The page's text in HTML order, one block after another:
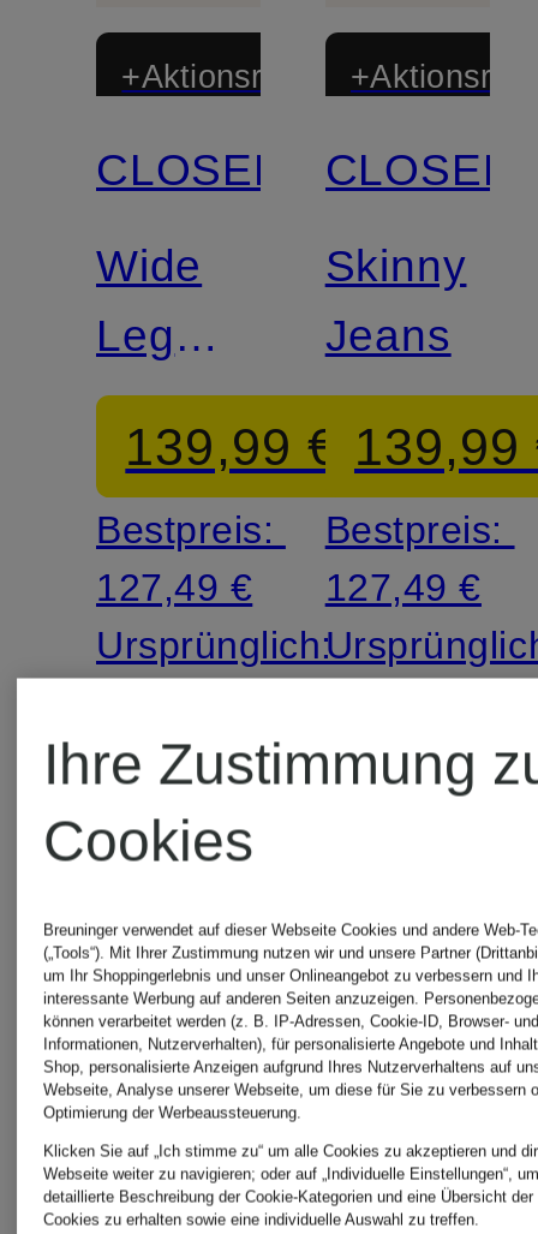
+Aktionsrabatt
Zertifiziert
CLOSED
Wide
Leg
Jeans
139,99 €
Bestpreis:
127,49 €
Ursprünglich:
Zertifiziert
CLOSED
Skinny
Jeans
139,99
Bestpreis:
127,49 €
+Aktionsrabatt
Ihre Zustimmung
Cookies
Breuninger verwendet auf dieser Webseite Cookies und andere Web-
(„Tools“). Mit Ihrer Zustimmung nutzen wir und unsere Partner
um Ihr Shoppingerlebnis und unser Onlineangebot zu verbessern und
interessante Werbung auf anderen Seiten anzuzeigen.
können verarbeitet werden (z. B. IP-Adressen, Cookie-ID, Browser-
Informationen, Nutzerverhalten), für personalisierte Angebote und
Shop, personalisierte Anzeigen aufgrund Ihres Nutzerverhaltens auf
Webseite, Analyse unserer Webseite, um diese für Sie zu verbessern
Optimierung der Werbeaussteuerung.
Klicken Sie auf „Ich stimme zu“ um alle Cookies zu akzeptieren und
Webseite weiter zu navigieren; oder auf „Individuelle Einstellungen“,
detaillierte Beschreibung der Cookie-Kategorien und eine Übersicht
Cookies zu erhalten sowie eine individuelle Auswahl zu treffen.